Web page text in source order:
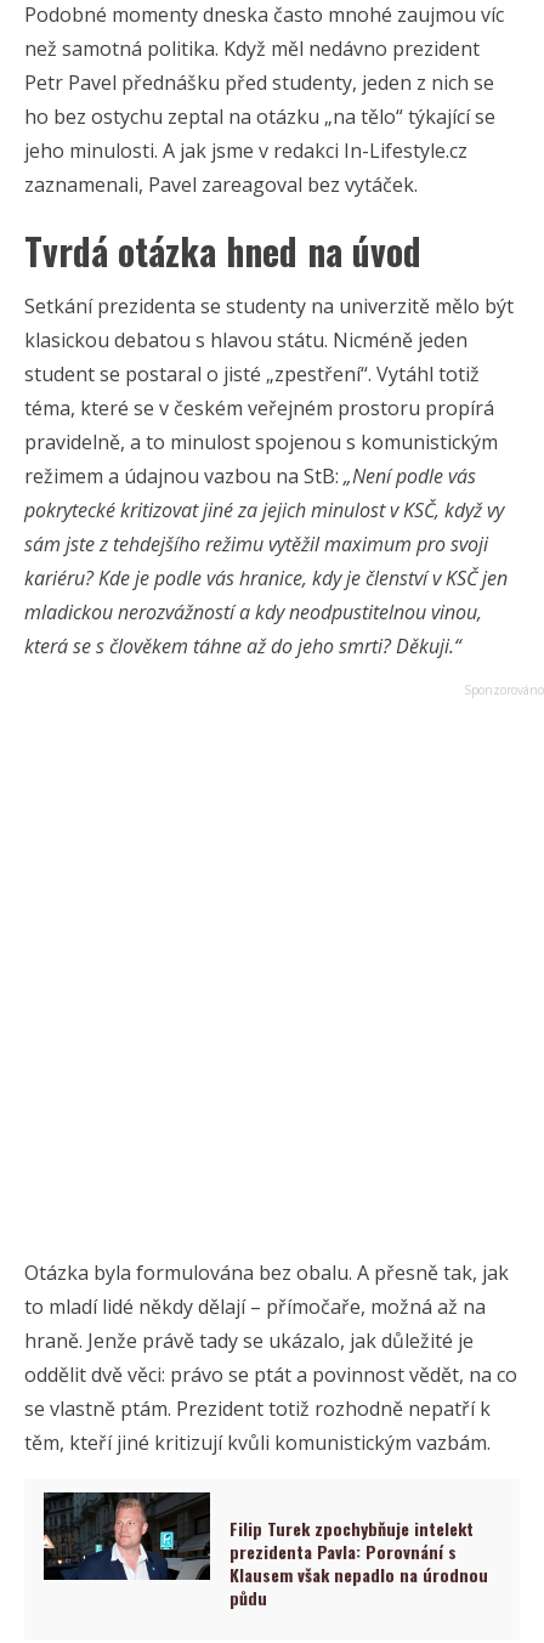
Podobné momenty dneska často mnohé zaujmou víc
než samotná politika. Když měl nedávno prezident
Petr Pavel přednášku před studenty, jeden z nich se
ho bez ostychu zeptal na otázku „na tělo“ týkající se
jeho minulosti. A jak jsme v redakci In-Lifestyle.cz
zaznamenali, Pavel zareagoval bez vytáček.
Tvrdá otázka hned na úvod
Setkání prezidenta se studenty na univerzitě mělo být
klasickou debatou s hlavou státu. Nicméně jeden
student se postaral o jisté „zpestření“. Vytáhl totiž
téma, které se v českém veřejném prostoru propírá
pravidelně, a to minulost spojenou s komunistickým
režimem a údajnou vazbou na StB:„Není podle vás
pokrytecké kritizovat jiné za jejich minulost v KSČ, když vy
sám jste z tehdejšího režimu vytěžil maximum pro svoji
kariéru? Kde je podle vás hranice, kdy je členství v KSČ jen
mladickou nerozvážností a kdy neodpustitelnou vinou,
která se s člověkem táhne až do jeho smrti? Děkuji.“
Otázka byla formulována bez obalu. A přesně tak, jak
to mladí lidé někdy dělají – přímočaře, možná až na
hraně. Jenže právě tady se ukázalo, jak důležité je
oddělit dvě věci: právo se ptát a povinnost vědět, na co
se vlastně ptám. Prezident totiž rozhodně nepatří k
těm, kteří jiné kritizují kvůli komunistickým vazbám.
Filip Turek zpochybňuje intelekt
prezidenta Pavla: Porovnání s
Klausem však nepadlo na úrodnou
půdu